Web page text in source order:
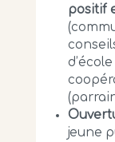
positif
jeune